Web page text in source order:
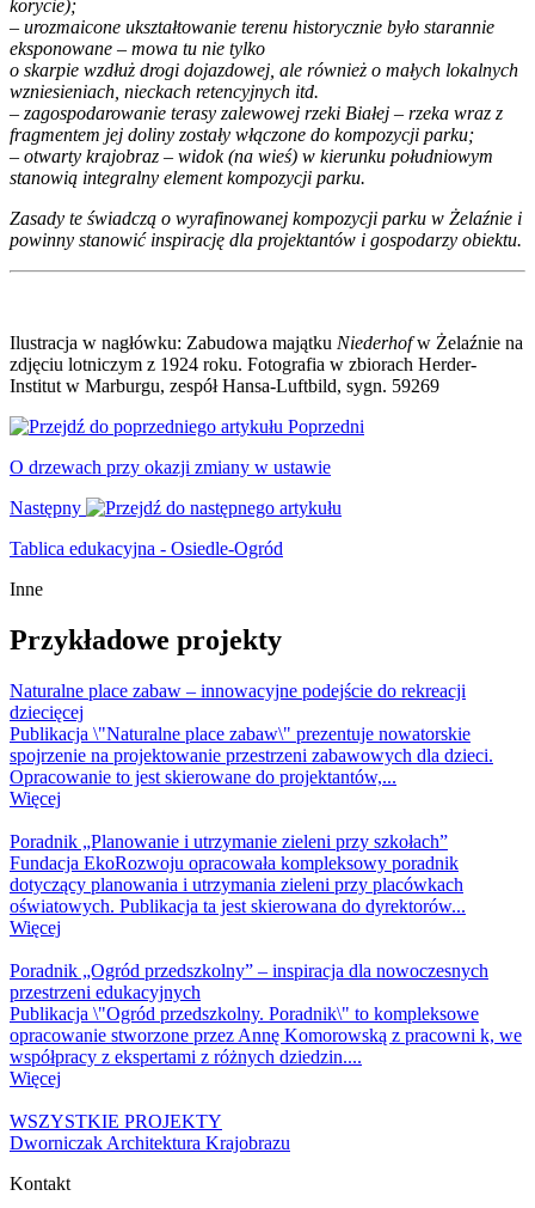
korycie);
– urozmaicone ukształtowanie terenu historycznie było starannie
eksponowane – mowa tu nie tylko
o skarpie wzdłuż drogi dojazdowej, ale również o małych lokalnych
wzniesieniach, nieckach retencyjnych itd.
– zagospodarowanie terasy zalewowej rzeki Białej – rzeka wraz z
fragmentem jej doliny zostały włączone do kompozycji parku;
– otwarty krajobraz – widok (na wieś) w kierunku południowym
stanowią integralny element kompozycji parku.
Zasady te świadczą o wyrafinowanej kompozycji parku w Żelaźnie i
powinny stanowić inspirację dla projektantów i gospodarzy obiektu.
Ilustracja w nagłówku: Zabudowa majątku Niederhofw Żelaźnie na
zdjęciu lotniczym z 1924 roku. Fotografia w zbiorach Herder-
Institut w Marburgu, zespół Hansa-Luftbild, sygn. 59269
Poprzedni
O drzewach przy okazji zmiany w ustawie
Następny
Tablica edukacyjna - Osiedle-Ogród
Inne
Przykładowe projekty
Naturalne place zabaw – innowacyjne podejście do rekreacji
dziecięcej
Publikacja \"Naturalne place zabaw\" prezentuje nowatorskie
spojrzenie na projektowanie przestrzeni zabawowych dla dzieci.
Opracowanie to jest skierowane do projektantów,...
Więcej
Poradnik „Planowanie i utrzymanie zieleni przy szkołach”
Fundacja EkoRozwoju opracowała kompleksowy poradnik
dotyczący planowania i utrzymania zieleni przy placówkach
oświatowych. Publikacja ta jest skierowana do dyrektorów...
Więcej
Poradnik „Ogród przedszkolny” – inspiracja dla nowoczesnych
przestrzeni edukacyjnych
Publikacja \"Ogród przedszkolny. Poradnik\" to kompleksowe
opracowanie stworzone przez Annę Komorowską z pracowni k, we
współpracy z ekspertami z różnych dziedzin....
Więcej
WSZYSTKIE PROJEKTY
Dworniczak Architektura Krajobrazu
Kontakt